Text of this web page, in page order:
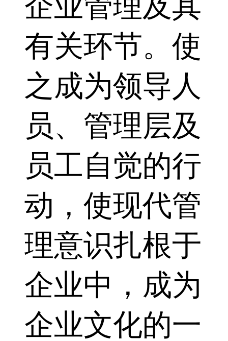
有关环节。使
之成为领导人
员、管理层及
员工自觉的行
动，使现代管
理意识扎根于
企业中，成为
企业文化的一